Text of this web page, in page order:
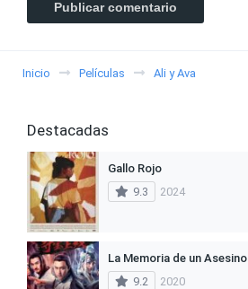
Inicio Películas Ali y Ava
Destacadas
Gallo Rojo
9.3
2024
La Memoria de un Asesino
9.2
2020